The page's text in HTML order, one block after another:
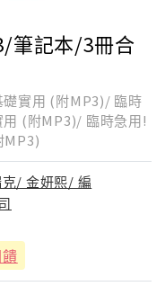
筆記本/3冊合
實用 (附MP3)/ 臨時
(附MP3)/ 臨時急用!
MP3)
/ 金妍熙/ 編